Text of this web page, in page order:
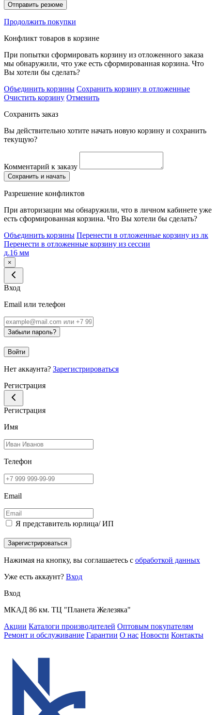
Отправить резюме
Продолжить покупки
Конфликт товаров в корзине
При попытки сформировать корзину из отложенного заказа
мы обнаружили, что уже есть сформированная корзина. Что
Вы хотели бы сделать?
Объединить корзины Сохранить корзину в отложенные
Очистить корзину Отменить
Сохранить заказ
Вы действительно хотите начать новую корзину и сохранить
текущую?
Комментарий к заказу
Сохранить и начать
Разрешение конфликтов
При авторизации мы обнаружили, что в личном кабинете уже
есть сформированная корзина. Что Вы хотели бы сделать?
Объединить корзины Перенести в отложенные корзину из лк
Перенести в отложенные корзину из сессии
д.16 мм
×
Вход
Email или телефон
Забыли пароль?
Войти
Нет аккаунта? Зарегистрироваться
Регистрация
Регистрация
Имя
Телефон
Email
Я представитель юрлица/ ИП
Зарегистрироваться
Нажимая на кнопку, вы соглашаетесь с обработкой данных
Уже есть аккаунт? Вход
Вход
МКАД 86 км. ТЦ "Планета Железяка"
Акции Каталоги производителей Оптовым покупателям
Ремонт и обслуживание Гарантии О нас Новости Контакты